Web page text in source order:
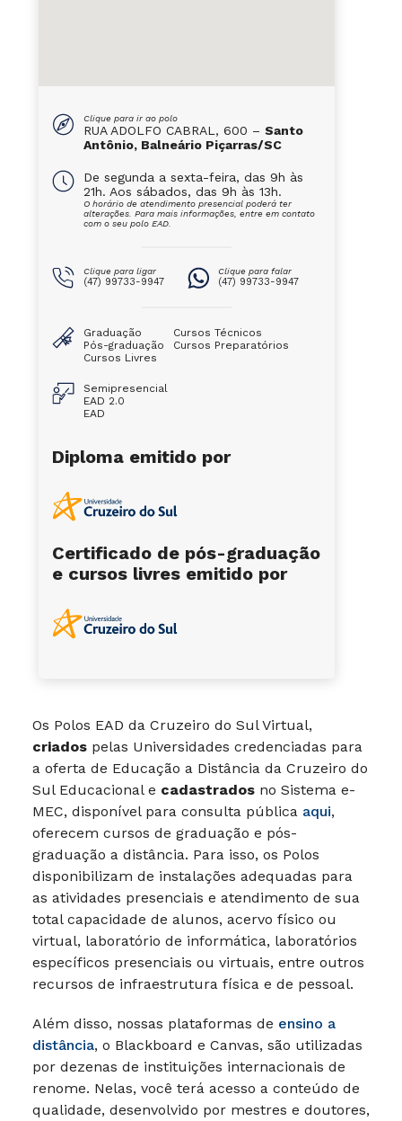
Os Polos EAD da Cruzeiro do Sul Virtual,
criados pelas Universidades credenciadas para
a oferta de Educação a Distância da Cruzeiro do
Sul Educacional e cadastrados no Sistema e-
MEC, disponível para consulta pública aqui,
oferecem cursos de graduação e pós-
graduação a distância. Para isso, os Polos
disponibilizam de instalações adequadas para
as atividades presenciais e atendimento de sua
total capacidade de alunos, acervo físico ou
virtual, laboratório de informática, laboratórios
específicos presenciais ou virtuais, entre outros
recursos de infraestrutura física e de pessoal.
Além disso, nossas plataformas de ensino a
distância, o Blackboard e Canvas, são utilizadas
por dezenas de instituições internacionais de
renome. Nelas, você terá acesso a conteúdo de
qualidade, desenvolvido por mestres e doutores,
Clique para ir ao polo
RUA ADOLFO CABRAL, 600 – Santo
Antônio, Balneário Piçarras/SC
De segunda a sexta-feira, das 9h às
21h. Aos sábados, das 9h às 13h.
O horário de atendimento presencial poderá ter
alterações. Para mais informações, entre em contato
com o seu polo EAD.
Clique para ligar
(47) 99733-9947
Clique para falar
(47) 99733-9947
Graduação
Pós-graduação
Cursos Livres
Cursos Técnicos
Cursos Preparatórios
Semipresencial
EAD 2.0
EAD
Diploma emitido por
Certificado de pós-graduação
e cursos livres emitido por